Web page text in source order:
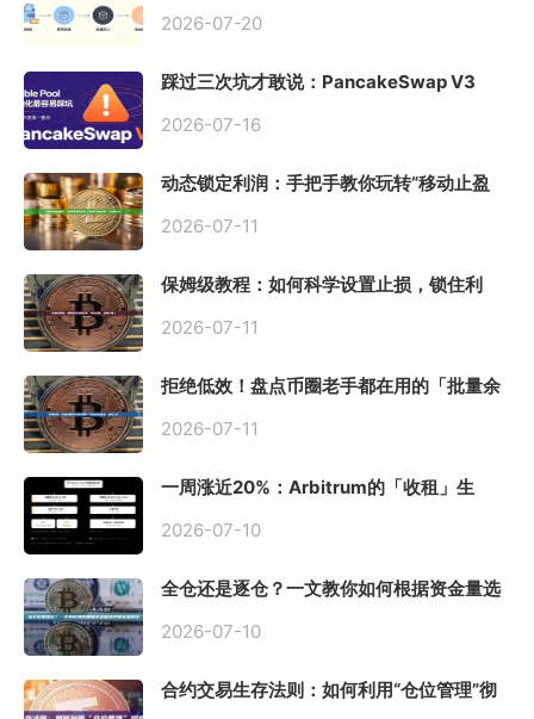
2026-07-20
踩过三次坑才敢说：PancakeSwap V3
初始化
2026-07-16
动态锁定利润：手把手教你玩转“移动止盈
2026-07-11
保姆级教程：如何科学设置止损，锁住利
2026-07-11
拒绝低效！盘点币圈老手都在用的「批量余
2026-07-11
一周涨近20%：Arbitrum的「收租」生
2026-07-10
全仓还是逐仓？一文教你如何根据资金量选
2026-07-10
合约交易生存法则：如何利用“仓位管理”彻